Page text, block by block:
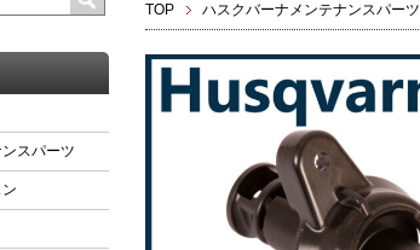
TOP ハスクバーナメンテナンスパーツ
スパーツ